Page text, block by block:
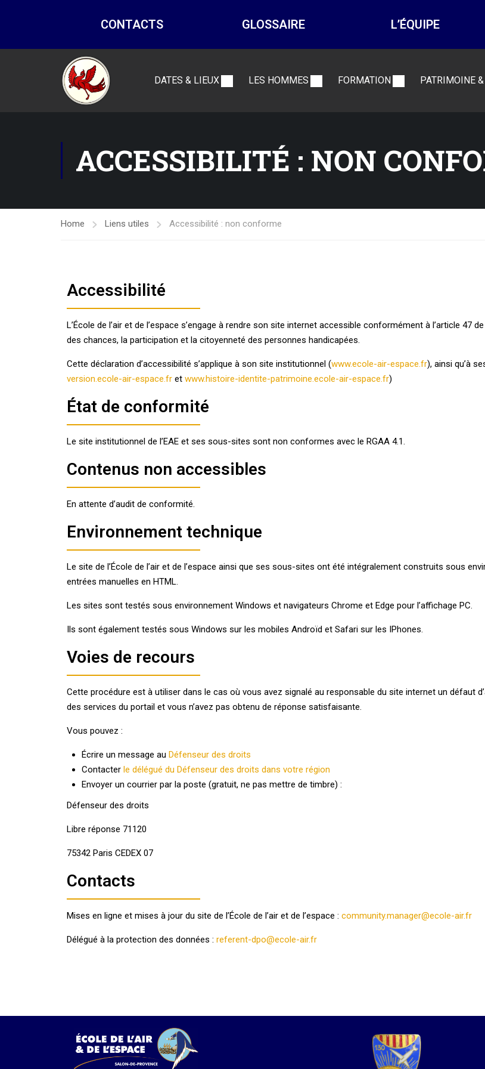
CONTACTS GLOSSAIRE L’ÉQUIPE
DATES & LIEUX LES HOMMES FORMATION PATRIMOINE
ACCESSIBILITÉ : NON
Home Liens utiles Accessibilité : non conforme
Accessibilité
L’École de l’air et de l’espace s’engage à rendre son site internet accessible conformément à l’article 47
des chances, la participation et la citoyenneté des personnes handicapées.
Cette déclaration d’accessibilité s’applique à son site institutionnel (www.ecole-air-espace.fr), ainsi qu’à
version.ecole-air-espace.fr et www.histoire-identite-patrimoine.ecole-air-espace.fr)
État de conformité
Le site institutionnel de l’EAE et ses sous-sites sont non conformes avec le RGAA 4.1.
Contenus non accessibles
En attente d’audit de conformité.
Environnement technique
Le site de l’École de l’air et de l’espace ainsi que ses sous-sites ont été intégralement construits sous
entrées manuelles en HTML.
Les sites sont testés sous environnement Windows et navigateurs Chrome et Edge pour l’affichage PC.
Ils sont également testés sous Windows sur les mobiles Androïd et Safari sur les IPhones.
Voies de recours
Cette procédure est à utiliser dans le cas où vous avez signalé au responsable du site internet un défaut
des services du portail et vous n’avez pas obtenu de réponse satisfaisante.
Vous pouvez :
Écrire un message au Défenseur des droits
Contacter le délégué du Défenseur des droits dans votre région
Envoyer un courrier par la poste (gratuit, ne pas mettre de timbre) :
Défenseur des droits
Libre réponse 71120
75342 Paris CEDEX 07
Contacts
Mises en ligne et mises à jour du site de l’École de l’air et de l’espace : community.manager@ecole-air.fr
Délégué à la protection des données : referent-dpo@ecole-air.fr